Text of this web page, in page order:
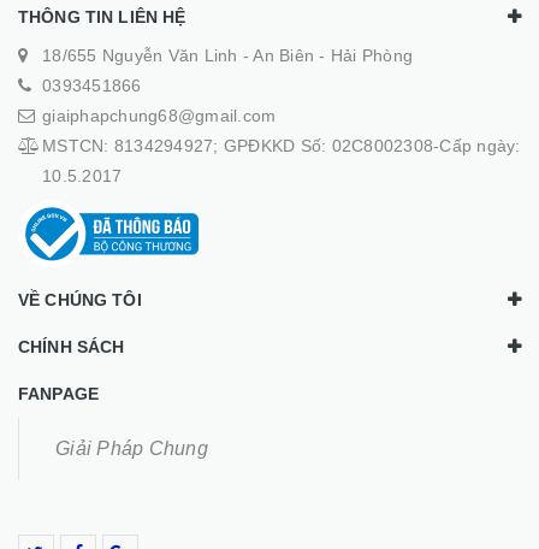
THÔNG TIN LIÊN HỆ
18/655 Nguyễn Văn Linh - An Biên - Hải Phòng
0393451866
giaiphapchung68@gmail.com
MSTCN: 8134294927; GPĐKKD Số: 02C8002308-Cấp ngày:
10.5.2017
VỀ CHÚNG TÔI
CHÍNH SÁCH
FANPAGE
Giải Pháp Chung